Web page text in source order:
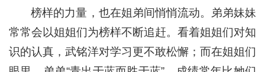
榜样的力量，也在姐弟间悄悄流动。弟弟妹妹
常常会以姐姐们为榜样不断追赶。看着姐姐们对知
识的认真，武铭洋对学习更不敢松懈；而在姐姐们